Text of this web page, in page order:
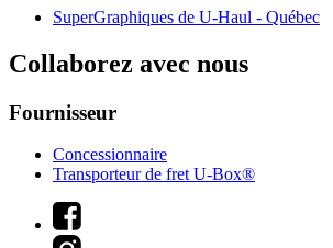
SuperGraphiques de U-Haul - Québec
Collaborez avec nous
Fournisseur
Concessionnaire
Transporteur de fret U-Box®